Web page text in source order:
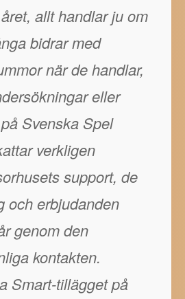
allt handlar ju om
bidrar med
när de handlar,
eller
Svenska Spel
verkligen
support, de
och erbjudanden
genom den
kontakten.
Smart-tillägget på